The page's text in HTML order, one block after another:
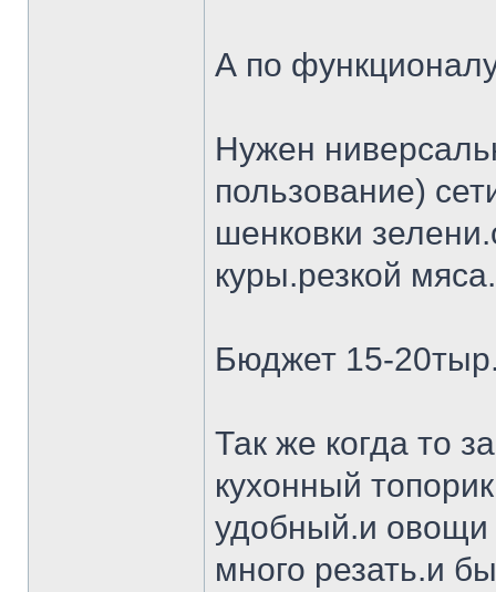
А по
Нужен
пользование)
шенковки
куры.резкой
Бюджет 15-
Так же когда то
кухонный
удобный.и овощи
много резать.и